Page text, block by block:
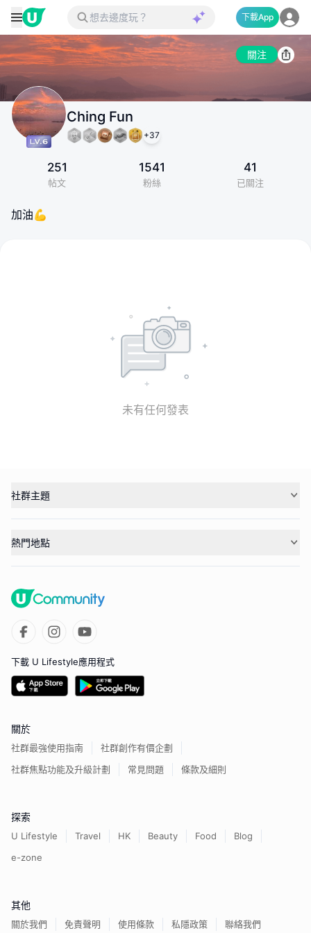
下載App
關注
Ching Fun
+37
251
帖文
1541
粉絲
41
已關注
加油💪
未有任何發表
社群主題
熱門地點
下載 U Lifestyle應用程式
關於
社群最強使用指南
社群創作有價企劃
社群焦點功能及升級計劃
常見問題 條款及細則
探索
U Lifestyle Travel HK Beauty Food
Blog
e-zone
其他
關於我們 免責聲明 使用條款 私隱政策 聯絡我們